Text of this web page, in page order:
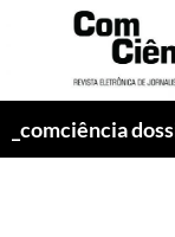
_comciência